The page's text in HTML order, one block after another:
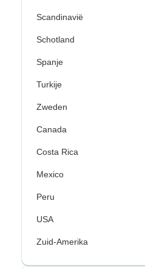
Scandinavië
Schotland
Spanje
Turkije
Zweden
Canada
Costa Rica
Mexico
Peru
USA
Zuid-Amerika